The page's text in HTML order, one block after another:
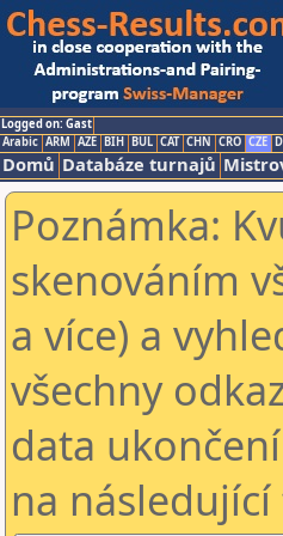
Logged on: Gast
Arabic ARM AZE BIH BUL CAT CHN CRO CZE
Domů Databáze turnajů
Poznámka:
skenováním
a více) a
všechny
data
na